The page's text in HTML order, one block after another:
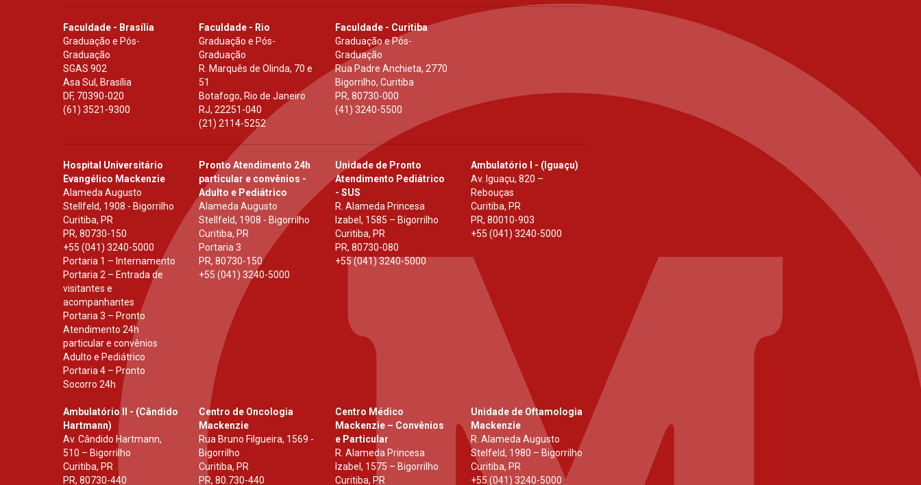
Faculdade - Brasília
Graduação e Pós-
Graduação
SGAS 902
Asa Sul, Brasília
DF, 70390-020
(61) 3521-9300
Faculdade - Rio
Graduação e Pós-
Graduação
R. Marquês de Olinda, 70 e
51
Botafogo, Rio de Janeiro
RJ,22251-040
(21) 2114-5252
Faculdade - Curitiba
Graduação e Pós-
Graduação
Rua Padre Anchieta, 2770
Bigorrilho, Curitiba
PR, 80730-000
(41) 3240-5500
Hospital Universitário
Evangélico Mackenzie
Alameda Augusto
Stellfeld, 1908 - Bigorrilho
Curitiba, PR
PR, 80730-150
+55 (041) 3240-5000
Portaria 1 – Internamento
Portaria 2 – Entrada de
visitantes e
acompanhantes
Portaria 3 – Pronto
Atendimento 24h
particular e convênios
Adulto e Pediátrico
Portaria 4 – Pronto
Socorro 24h
Pronto Atendimento 24h
particular e convênios -
Adulto e Pediátrico
Alameda Augusto
Stellfeld, 1908 - Bigorrilho
Curitiba, PR
Portaria 3
PR,80730-150
+55 (041) 3240-5000
Unidade de Pronto
Atendimento Pediátrico
- SUS
R. Alameda Princesa
Izabel, 1585 – Bigorrilho
Curitiba, PR
PR, 80730-080
+55 (041) 3240-5000
Ambulatório I - (Iguaçu)
Av. Iguaçu, 820 –
Rebouças
Curitiba, PR
PR, 80010-903
+55 (041) 3240-5000
Ambulatório II - (Cândido
Hartmann)
Av. Cândido Hartmann,
510 – Bigorrilho
Curitiba, PR
PR, 80730-440
Centro de Oncologia
Mackenzie
Rua Bruno Filgueira, 1569 -
Bigorrilho
Curitiba, PR
PR,80.730-440
Centro Médico
Mackenzie – Convênios
e Particular
R. Alameda Princesa
Izabel, 1575 – Bigorrilho
Curitiba, PR
Unidade de Oftamologia
Mackenzie
R. Alameda Augusto
Stelfeld, 1980 – Bigorrilho
Curitiba, PR
+55 (041) 3240-5000